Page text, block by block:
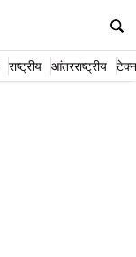
राष्ट्रीय आंतरराष्ट्रीय